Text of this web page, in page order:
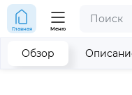
Главная Меню
Обзор